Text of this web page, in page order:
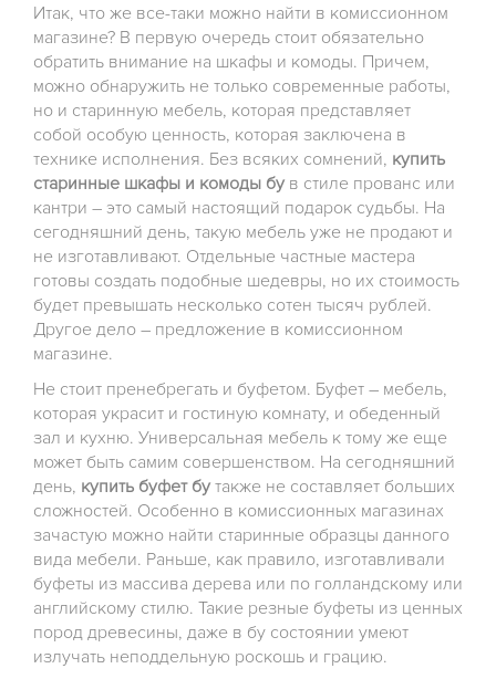
Итак, что же все-таки можно найти в комиссионном
магазине? В первую очередь стоит обязательно
обратить внимание на шкафы и комоды. Причем,
можно обнаружить не только современные работы,
но и старинную мебель, которая представляет
собой особую ценность, которая заключена в
технике исполнения. Без всяких сомнений, купить
старинные шкафы и комоды бу в стиле прованс или
кантри – это самый настоящий подарок судьбы. На
сегодняшний день, такую мебель уже не продают и
не изготавливают. Отдельные частные мастера
готовы создать подобные шедевры, но их стоимость
будет превышать несколько сотен тысяч рублей.
Другое дело – предложение в комиссионном
магазине.
Не стоит пренебрегать и буфетом. Буфет – мебель,
которая украсит и гостиную комнату, и обеденный
зал и кухню. Универсальная мебель к тому же еще
может быть самим совершенством. На сегодняшний
день, купить буфет бу также не составляет больших
сложностей. Особенно в комиссионных магазинах
зачастую можно найти старинные образцы данного
вида мебели. Раньше, как правило, изготавливали
буфеты из массива дерева или по голландскому или
английскому стилю. Такие резные буфеты из ценных
пород древесины, даже в бу состоянии умеют
излучать неподдельную роскошь и грацию.